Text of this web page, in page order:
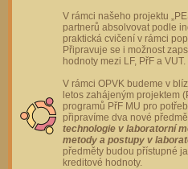
V rámci našeho projektu
partnerů absolvovat podle
praktická cvičení v rámci
Připravuje se i možnost
hodnoty mezi LF, PřF a VUT.
V rámci OPVK budeme v
letos zahájeným projektem
programů PřF MU pro
připravíme dva nové
technologie v laboratorní
metody a postupy v
předměty budou přístupné
kreditové hodnoty.